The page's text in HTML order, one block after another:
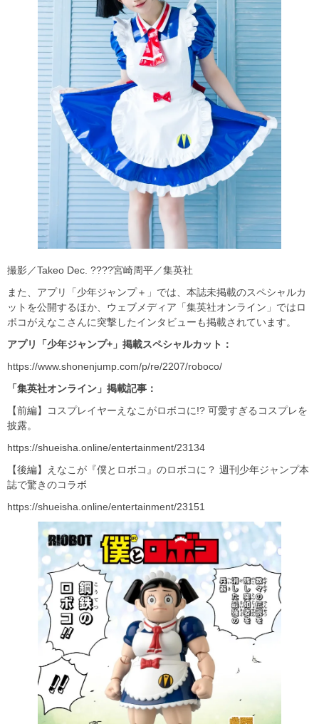
撮影／Takeo Dec. ????宮崎周平／集英社
また、アプリ「少年ジャンプ＋」では、本誌未掲載のスペシャルカ
ットを公開するほか、ウェブメディア「集英社オンライン」ではロ
ボコがえなこさんに突撃したインタビューも掲載されています。
アプリ「少年ジャンプ+ 」掲載スペシャルカット：
https://www.shonenjump.com/p/re/2207/roboco/
「集英社オンライン」掲載記事：
【前編】コスプレイヤーえなこがロボコに!? 可愛すぎるコスプレを
披露。
https://shueisha.online/entertainment/23134
【後編】えなこが『僕とロボコ』のロボコに？ 週刊少年ジャンプ本
誌で驚きのコラボ
https://shueisha.online/entertainment/23151